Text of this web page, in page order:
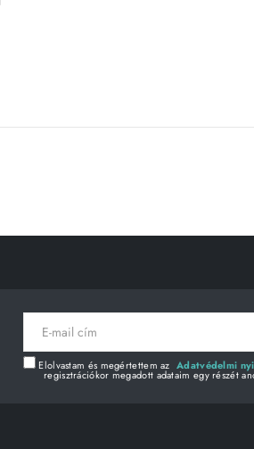
E-
mail
Elolvastam és megértettem az Adatvédelmi
regisztrációkor megadott adataim egy részét